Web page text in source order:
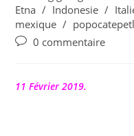
la
publication :
category:
Etna / Indonesie /
mexique / popocatepetl
Commentaires
publication :
0 commentaire
11 Février 2019.